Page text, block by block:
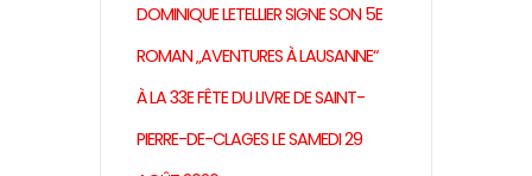
DOMINIQUE LETELLIER SIGNE SON 5E
ROMAN „AVENTURES À LAUSANNE“
À LA 33E FÊTE DU LIVRE DE SAINT-
PIERRE-DE-CLAGES LE SAMEDI 29